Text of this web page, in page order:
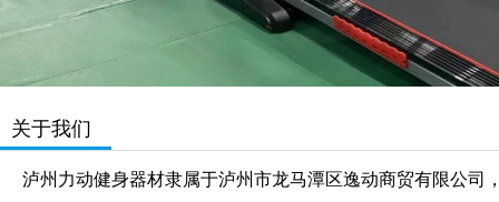
关于我们
泸州力动健身器材隶属于泸州市龙马潭区逸动商贸有限公司